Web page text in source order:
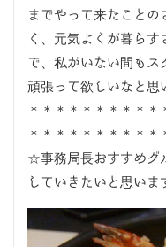
までやって来たことの
く、元気よくが暮ら
で、私がいない間もス
頑張って欲しいなと思
＊＊＊＊＊＊＊＊＊＊
＊＊＊＊＊＊＊＊＊＊
☆事務局長おすすめグ
していきたいと思いま